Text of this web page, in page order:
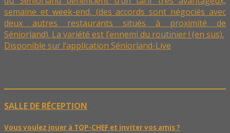
semaine et week-end, (des accords sont négociés avec
deux autres restaurants situés à proximité de
Séniorland). La variété est l’ennemi du routinier ! (en sus).
Disponible sur l’application Séniorland-Live
SALLE DE RÉCEPTION
Vous voulez jouer à TOP-CHEF et inviter vos amis ?